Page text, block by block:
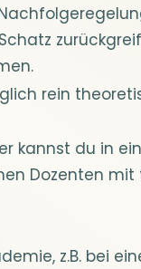
rein
kannst du in
Dozenten
z.B. bei